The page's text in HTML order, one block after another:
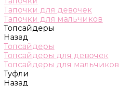
Тапочки для девочек
Тапочки для мальчиков
Топсайдеры
Назад
Топсайдеры
Топсайдеры для девочек
Топсайдеры для мальчиков
Туфли
Назад